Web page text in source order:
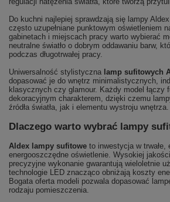
Do kuchni najlepiej sprawdzają się lampy
często uzupełniane punktowym oświetleniem
gabinetach i miejscach pracy warto wybierać
neutralne światło o dobrym oddawaniu barw,
podczas długotrwałej pracy.
Uniwersalność stylistyczna lamp sufitowych
dopasować je do wnętrz minimalistycznych,
klasycznych czy glamour. Każdy model łączy
dekoracyjnym charakterem, dzięki czemu
źródła światła, jak i elementu wystroju wnętrza.
Dlaczego warto wybrać lampy
Aldex lampy sufitowe to inwestycja w trwałe,
energooszczędne oświetlenie. Wysokiej
precyzyjne wykonanie gwarantują wieloletnie
technologie LED znacząco obniżają koszty
Bogata oferta modeli pozwala dopasować
rodzaju pomieszczenia.